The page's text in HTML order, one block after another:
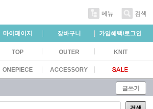
메뉴 검색
마이페이지 장바구니 가입혜택/로그인
TOP OUTER KNIT
ONEPIECE ACCESSORY
글쓰기